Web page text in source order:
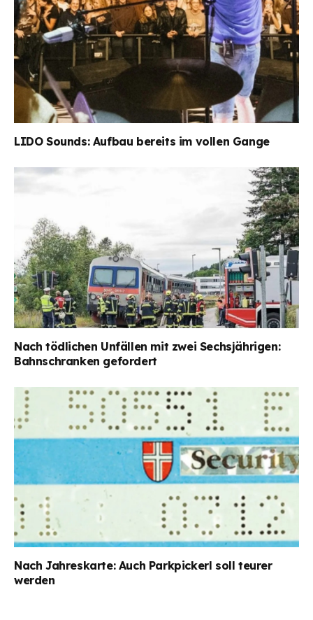
LIDO Sounds: Aufbau bereits im vollen Gange
Nach tödlichen Unfällen mit zwei Sechsjährigen:
Bahnschranken gefordert
Nach Jahreskarte: Auch Parkpickerl soll teurer
werden